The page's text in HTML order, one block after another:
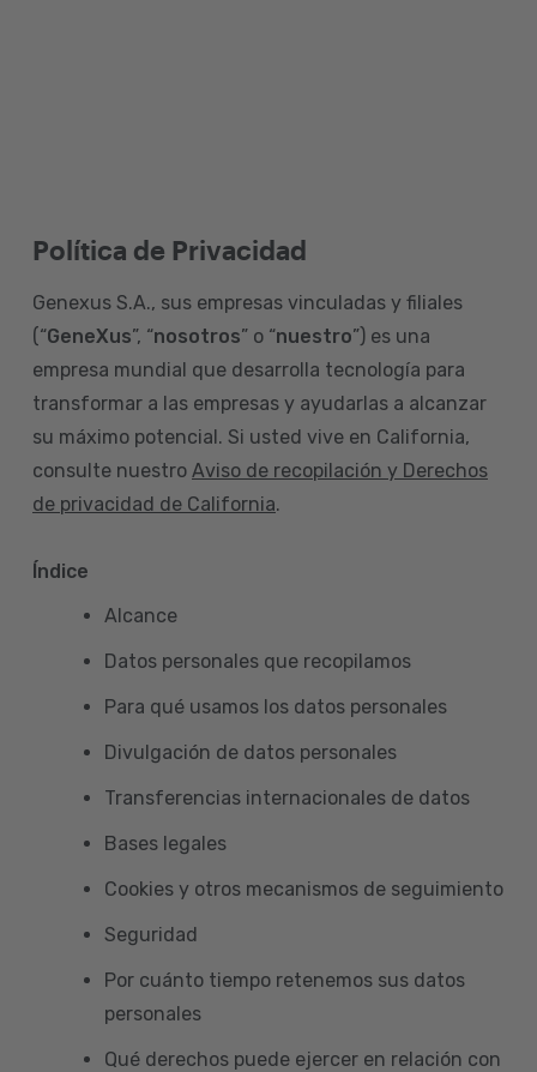
Política de Privacidad
Genexus S.A., sus empresas vinculadas y filiales
(“GeneXus”, “nosotros” o “nuestro”) es una
empresa mundial que desarrolla tecnología para
transformar a las empresas y ayudarlas a alcanzar
su máximo potencial. Si usted vive en California,
consulte nuestro Aviso de recopilación y Derechos
de privacidad de California.
Índice
Alcance
Datos personales que recopilamos
Para qué usamos los datos personales
Divulgación de datos personales
Transferencias internacionales de datos
Bases legales
Cookies y otros mecanismos de seguimiento
Seguridad
Por cuánto tiempo retenemos sus datos
personales
Qué derechos puede ejercer en relación con